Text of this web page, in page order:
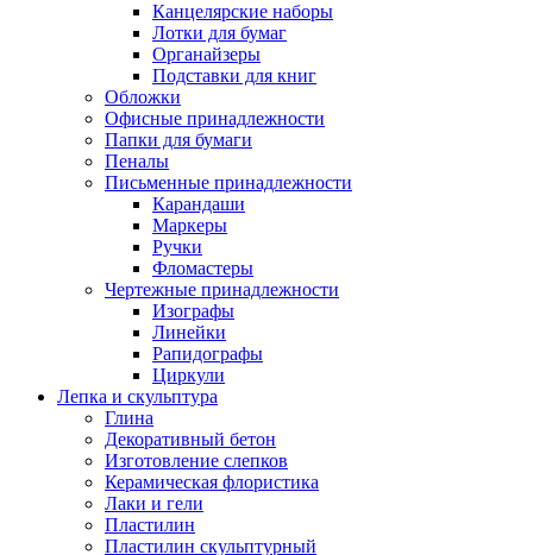
Канцелярские наборы
Лотки для бумаг
Органайзеры
Подставки для книг
Обложки
Офисные принадлежности
Папки для бумаги
Пеналы
Письменные принадлежности
Карандаши
Маркеры
Ручки
Фломастеры
Чертежные принадлежности
Изографы
Линейки
Рапидографы
Циркули
Лепка и скульптура
Глина
Декоративный бетон
Изготовление слепков
Керамическая флористика
Лаки и гели
Пластилин
Пластилин скульптурный